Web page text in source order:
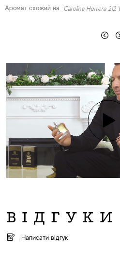
Аромат схожий на : Carolina Herrera 212
ВІДГУКИ
Написати відгук